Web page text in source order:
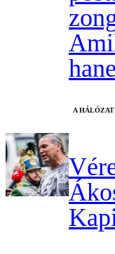
A HÁLÓZAT